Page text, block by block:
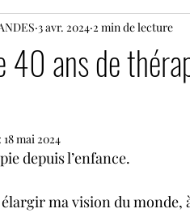
ans de
3 avr. 2024 2 min de lecture
18 mai 2024
depuis l’enfance.
élargir ma vision du